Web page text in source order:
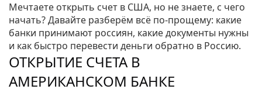
Мечтаете открыть счет в США, но не знаете, с чего
начать? Давайте разберём всё по‑прощему: какие
банки принимают россиян, какие документы нужны
и как быстро перевести деньги обратно в Россию.
ОТКРЫТИЕ СЧЕТА В
АМЕРИКАНСКОМ БАНКЕ